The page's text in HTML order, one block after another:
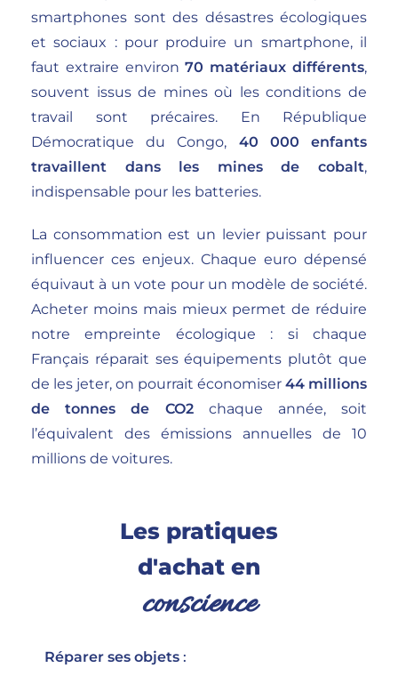
smartphones sont des désastres écologiques
et sociaux : pour produire un smartphone, il
faut extraire environ70 matériaux différents,
souvent issus de mines où les conditions de
travail sont précaires. En République
Démocratique du Congo, 40 000 enfants
travaillent dans les mines de cobalt,
indispensable pour les batteries.
La consommation est un levier puissant pour
influencer ces enjeux. Chaque euro dépensé
équivaut à un vote pour un modèle de société.
Acheter moins mais mieux permet de réduire
notre empreinte écologique : si chaque
Français réparait ses équipements plutôt que
de les jeter, on pourrait économiser 44 millions
de tonnes de CO2chaque année, soit
l’équivalent des émissions annuelles de 10
millions de voitures.
Les pratiques
d'achat en
conscience
Réparer ses objets :